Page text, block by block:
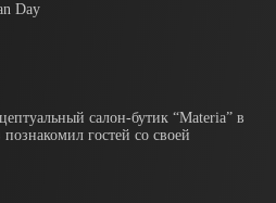
Day
салон-бутик “Materia” в
познакомил гостей со своей